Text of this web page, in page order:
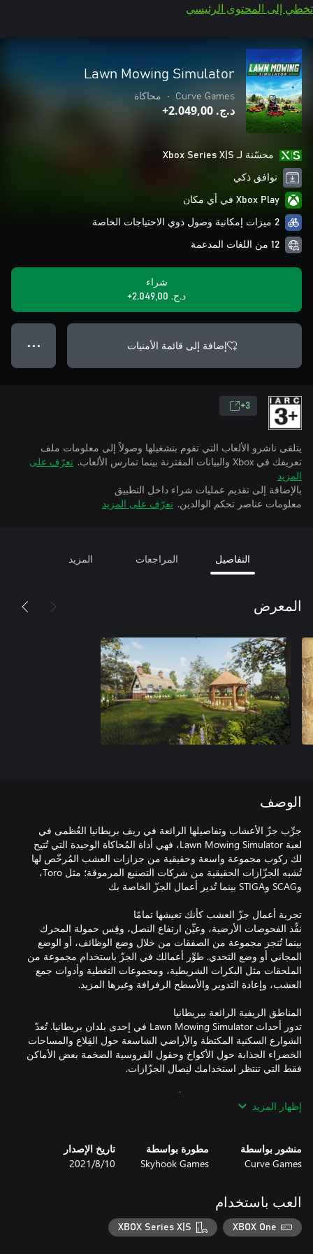
تخطي إلى المحتوى الرئيسي
Lawn Mowing Simulator
Curve Games
• محاكاة
د.ج.‏ 2.049,00+
محسّنة لـ Xbox Series X|S
توافق ذكي
Xbox Play في أي مكان
2 ميزات إمكانية وصول ذوي الاحتياجات الخاصة
12 من اللغات المدعمة
شراء
د.ج.‏ 2.049,00+
إضافة إلى قائمة الأمنيات ● ● ●
3+
يتلقى ناشرو الألعاب التي تقوم بتشغيلها وصولاً إلى معلومات ملف
تعريفك في Xbox والبيانات المقترنة بينما تمارس الألعاب.
تعرّف على
المزيد
بالإضافة إلى تقديم عمليات شراء داخل التطبيق
معلومات عناصر تحكم الوالدين. تعرّف على المزيد
التفاصيل المراجعات المزيد
المعرض
الوصف
جرِّب جزّ الأعشاب وتفاصيلها الرائعة في ريف بريطانيا العُظمى في
لعبة Lawn Mowing Simulator، فهي أداة المُحاكاة الوحيدة التي تُتيح
لك ركوب مجموعة واسعة وحقيقية من جزازات العشب المُرخّص لها
تُشبه الجزّازات الحقيقية من شركات التصنيع المرموقة؛ مثل Toro،
نفِّذ الفحوصات الأرضية، وعيِّن ارتفاع النصل، وقِس حمولة المحرك
بينما تُنجز مجموعة من الصفقات من خلال وضع الوظائف، أو الوضع
المجاني أو وضع التحدي. طوِّر أعمالك في الجزّ باستخدام مجموعة من
الملحقات مثل البكرات الشريطية، ومجموعات التغطية وأدوات جمع
تدور أحداث Lawn Mowing Simulator في إحدى بلدان بريطانيا. تُعدّ
الشوارع السكنية المكتظة والأراضي الشاسعة حول القِلاع والمساحات
الخضراء الجذابة حول الأكواخ وحقول الفروسية الضخمة بعض الأماكن
بشراء مقرّاتك الرئيسية وترقيتها، وتعيين الموظفين، وشراء الإعلانات
وتسوية الحسابات بينما تنمو وتوسّع أعمالك.
إظهار المزيد
منشور بواسطة
Curve Games
مطورة بواسطة
Skyhook Games
تاريخ الإصدار
10‏/8‏/2021
العب باستخدام
XBOX One
XBOX Series X|S